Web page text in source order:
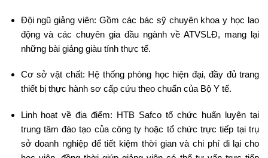
Đội ngũ giảng viên: Gồm các bác sỹ chuyên khoa y học lao
động và các chuyên gia đầu ngành về ATVSLĐ, mang lại
những bài giảng giàu tính thực tế.
Cơ sở vật chất: Hệ thống phòng học hiện đại, đầy đủ trang
thiết bị thực hành sơ cấp cứu theo chuẩn của Bộ Y tế.
Linh hoạt về địa điểm: HTB Safco tổ chức huấn luyện tại
trung tâm đào tạo của công ty hoặc tổ chức trực tiếp tại trụ
sở doanh nghiệp để tiết kiệm thời gian và chi phí đi lại cho